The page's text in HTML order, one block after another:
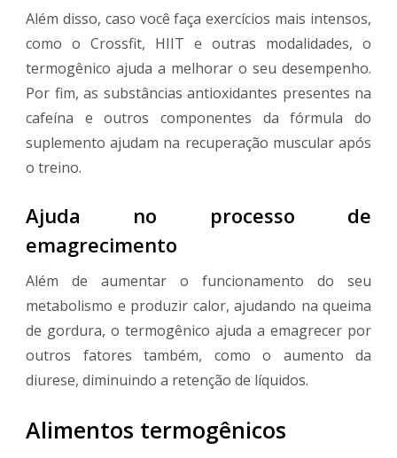
Além disso, caso você faça exercícios mais intensos,
como o Crossfit, HIIT e outras modalidades, o
termogênico ajuda a melhorar o seu desempenho.
Por fim, as substâncias antioxidantes presentes na
cafeína e outros componentes da fórmula do
suplemento ajudam na recuperação muscular após
o treino.
Ajuda no processo de
emagrecimento
Além de aumentar o funcionamento do seu
metabolismo e produzir calor, ajudando na queima
de gordura, o termogênico ajuda a emagrecer por
outros fatores também, como o aumento da
diurese, diminuindo a retenção de líquidos.
Alimentos termogênicos